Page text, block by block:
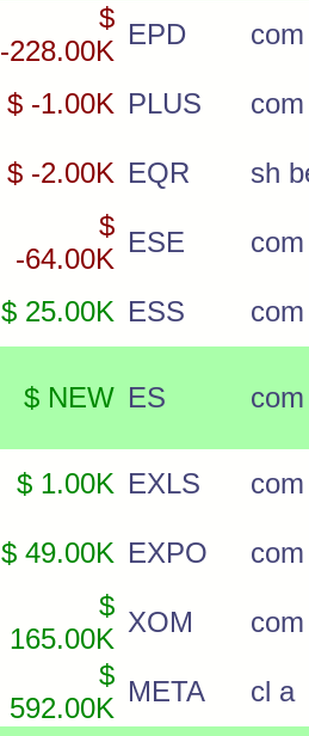
$
-228.00K
EPD
com
$ -1.00K PLUS
com
$ -2.00K EQR sh
$
-64.00K
ESE
com
$ 25.00K ESS com
$ NEW ES com
$ 1.00K EXLS
com
$ 49.00K EXPO com
$
165.00K
XOM
com
$
592.00K
META cl a